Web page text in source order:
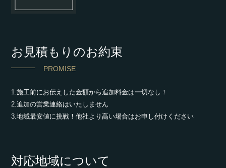
お見積もりのお約束
PROMISE
1.施工前にお伝えした金額から追加料金は一切なし！
2.追加の営業連絡はいたしません
3.地域最安値に挑戦！他社より高い場合はお申し付けください
対応地域について